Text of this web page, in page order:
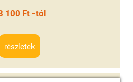
100 Ft -tól
részletek